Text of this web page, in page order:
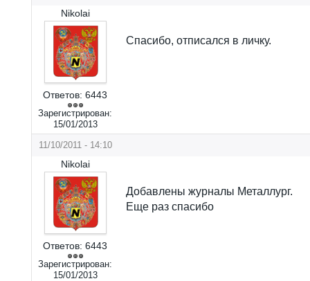
Nikolai
Ответов: 6443
Зарегистрирован:
15/01/2013
Спасибо, отписался в личку.
11/10/2011 - 14:10
Nikolai
Ответов: 6443
Зарегистрирован:
15/01/2013
Добавлены журналы Металлург.
Еще раз спасибо